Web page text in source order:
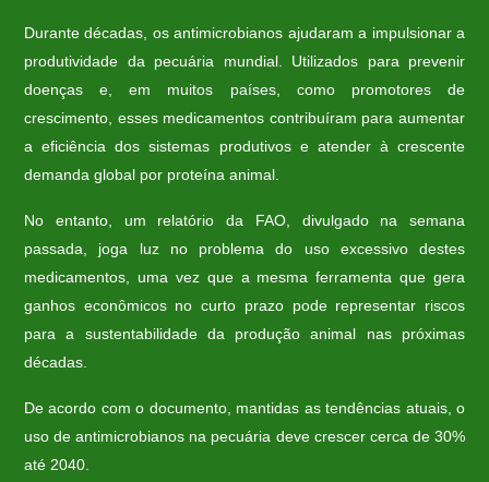
Durante décadas, os antimicrobianos ajudaram a impulsionar a
produtividade da pecuária mundial. Utilizados para prevenir
doenças e, em muitos países, como promotores de
crescimento, esses medicamentos contribuíram para aumentar
a eficiência dos sistemas produtivos e atender à crescente
demanda global por proteína animal.
No entanto, um relatório da FAO, divulgado na semana
passada, joga luz no problema do uso excessivo destes
medicamentos, uma vez que a mesma ferramenta que gera
ganhos econômicos no curto prazo pode representar riscos
para a sustentabilidade da produção animal nas próximas
décadas.
De acordo com o documento, mantidas as tendências atuais, o
uso de antimicrobianos na pecuária deve crescer cerca de 30%
até 2040.